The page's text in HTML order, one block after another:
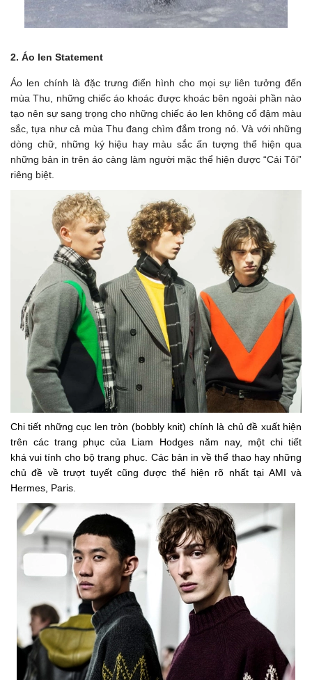
2. Áo len Statement
Áo len chính là đặc trưng điển hình cho mọi sự liên tưởng đến
mùa Thu, những chiếc áo khoác được khoác bên ngoài phần nào
tạo nên sự sang trọng cho những chiếc áo len không cổ đậm màu
sắc, tựa như cả mùa Thu đang chìm đắm trong nó.Và với những
dòng chữ, những ký hiệu hay màu sắc ấn tượng thể hiện qua
những bản in trên áo càng làm người mặc thể hiện được “Cái Tôi”
riêng biệt.
Chi tiết những cục len tròn (bobbly knit) chính là chủ đề xuất hiện
trên các trang phục của Liam Hodges năm nay, một chi tiết
khá vui tính cho bộ trang phục. Các bản in về thể thao hay những
chủ đề về trượt tuyết cũng được thể hiện rõ nhất tại AMI và
Hermes, Paris.